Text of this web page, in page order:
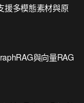
多模態素材與原
與向量RAG